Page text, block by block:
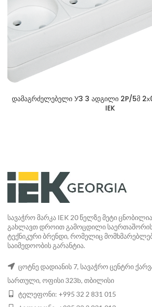
დამაგრძელებელი У3 3 ადგილი 2P/5მ
IEK
სავაჭრო მარკა IEK 20 წელზე მეტი ცნობილია
გახლავთ დროით გამოცდილი
ტექნიკური ბრენდი, რომელიც
საიმედოობის გარანტია.
ცოტნე დადიანის 7, სავაჭრო ცენტრი
სართული, ოფისი 323b, თბილისი
ტელეფონი: +995 32 2 831 015